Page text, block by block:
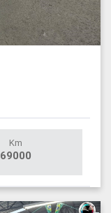
Km
69000